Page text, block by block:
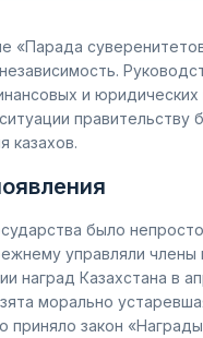
«Парада
и
правительству
казахов.
было
управляли члены
наград Казахстана в
морально
приняло закон